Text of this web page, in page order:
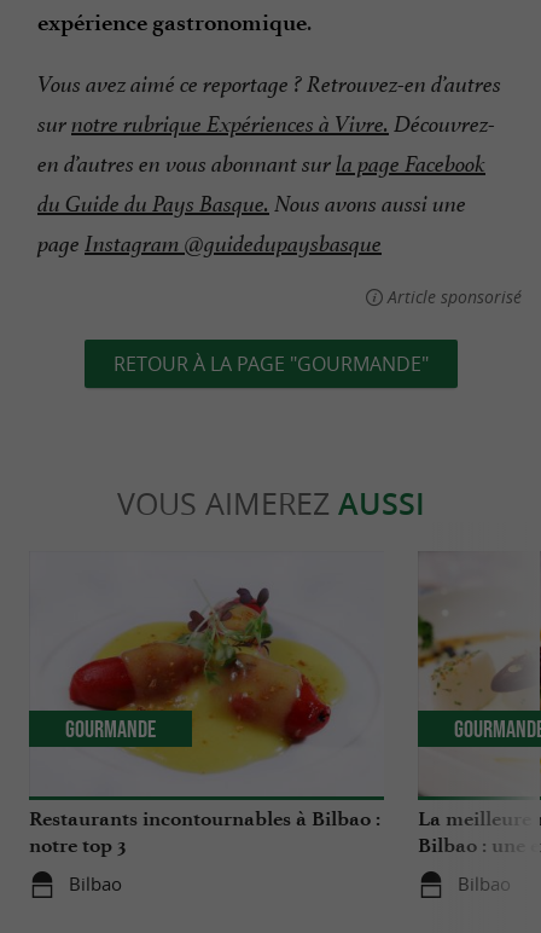
expérience gastronomique.
Vous avez aimé ce reportage ? Retrouvez-en d’autres
surnotre rubrique Expériences à Vivre. Découvrez-
en d’autres en vous abonnant surla page Facebook
du Guide du Pays Basque. Nous avons aussi une
page Instagram @guidedupaysbasque
Article sponsorisé
RETOUR À LA PAGE "GOURMANDE"
VOUS AIMEREZ AUSSI
Restaurants incontournables à Bilbao :
notre top 3
Bilbao
Gourmande
La meilleure
Bilbao : une
authentique
Bilbao